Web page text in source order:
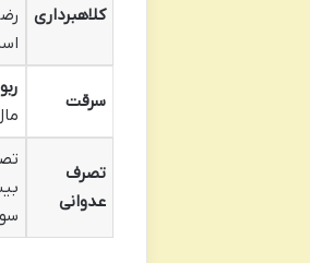
کلاهبرداری
سرقت
تصرف
عدوانی